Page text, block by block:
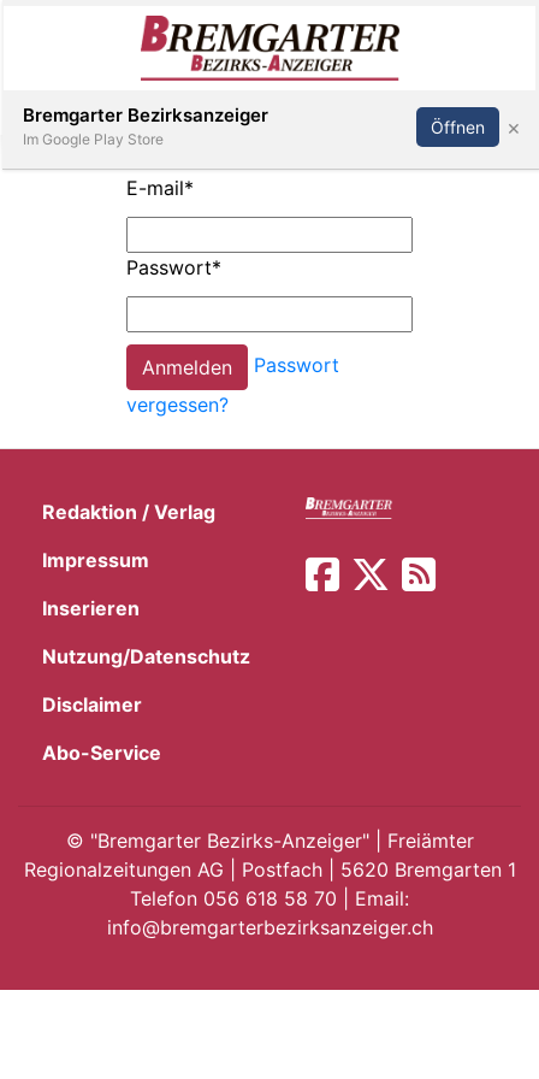
E-
App
Inserieren Abonnieren Anmelden
E-mail*
Passwort*
Passwort
vergessen?
Redaktion / Verlag
Impressum
Inserieren
Nutzung/Datenschutz
Disclaimer
Abo-Service
© "Bremgarter Bezirks-Anzeiger" | Freiämter
Regionalzeitungen AG | Postfach | 5620 Bremgarten 1
Telefon 056 618 58 70 | Email:
info@bremgarterbezirksanzeiger.ch
Bremgarter Bezirksanzeiger
Im Google Play Store
Öffnen ×